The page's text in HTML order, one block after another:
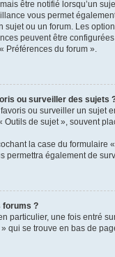
être notifié lorsqu’un
vous permet
sujet ou un forum. Les
peuvent être
Préférences du forum ».
ou surveiller des sujets
ou surveiller un sujet
Outils de sujet », souvent
la case du formulaire «
permettra également de
forums ?
particulier, une fois entré
qui se trouve en bas de